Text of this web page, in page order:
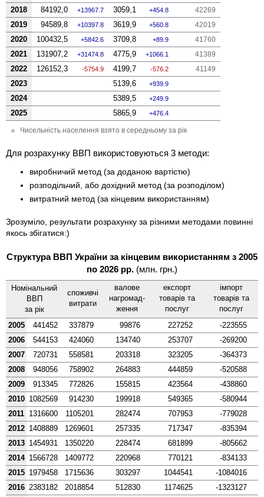
2018 84192,0 13967.7 3059,1 454.8 42269
2019 94589,8 10397.8 3619,9 560.8 42019
2020 100432,5 5842.6 3709,8 89.9 41760
2021 131907,2 31474.8 4775,9 1066.1 41389
2022 126152,3 -5754.9 4199,7 -576.2 41149
2023 5139,6 939.9
2024 5389,5 249.9
2025 5865,9 476.4
Чисельність населення взято в середньому за рік
Для розрахунку ВВП використовуються 3 методи:
виробничий метод (за доданою вартістю)
розподільчий, або дохідний метод (за розподілом)
витратний метод (за кінцевим використанням)
Зрозуміло, результати розрахунку за різними методами повинні
якось збігатися:)
Структура ВВП України за кінцевим використанням з 2005
по 2026 рр. (млн. грн.)
Номі­нальний
ВВП
за рік
споживчі
витрати
валове
нагро­мад­
ження
експорт
товарів та
послуг
імпорт
товарів та
послуг
2005
441452 337879 99876 227252
-223555
2006
544153 424060 134740 253707
-269200
2007
720731 558581 203318 323205
-364373
2008
948056 758902 264883 444859
-520588
2009
913345 772826 155815 423564
-438860
2010 1082569 914230 199918 549365
-580944
2011 1316600 1105201 282474 707953
-779028
2012 1408889 1269601 257335 717347
-835394
2013 1454931 1350220 228474 681899
-805662
2014 1566728 1409772 220968 770121
-834133
2015 1979458 1715636 303297 1044541
-1084016
2016 2383182 2018854 512830 1174625 -1323127